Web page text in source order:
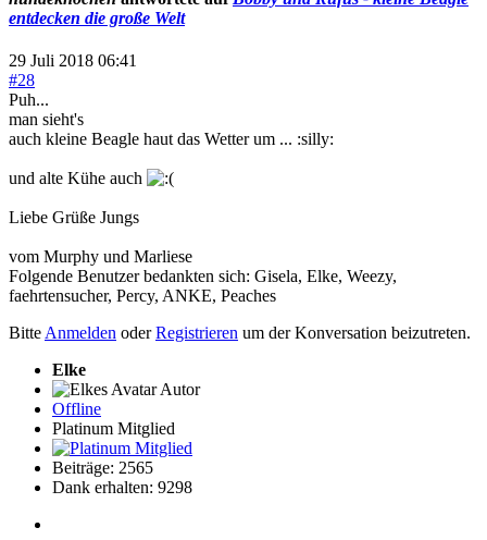
entdecken die große Welt
29 Juli 2018 06:41
#28
Puh...
man sieht's
auch kleine Beagle haut das Wetter um ... :silly:
und alte Kühe auch
Liebe Grüße Jungs
vom Murphy und Marliese
Folgende Benutzer bedankten sich: Gisela, Elke, Weezy,
faehrtensucher, Percy, ANKE, Peaches
Bitte Anmelden oderRegistrieren um der Konversation beizutreten.
Elke
Autor
Offline
Platinum Mitglied
Beiträge: 2565
Dank erhalten: 9298